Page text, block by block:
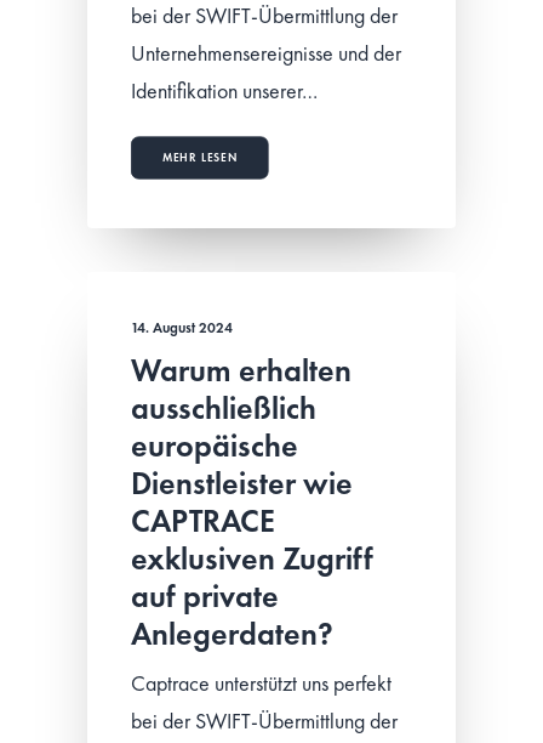
bei der SWIFT-Übermittlung der
Unternehmensereignisse und der
Identifikation unserer…
MEHR LESEN
14. August 2024
Warum erhalten
ausschließlich
europäische
Dienstleister wie
CAPTRACE
exklusiven Zugriff
auf private
Anlegerdaten?
Captrace unterstützt uns perfekt
bei der SWIFT-Übermittlung der